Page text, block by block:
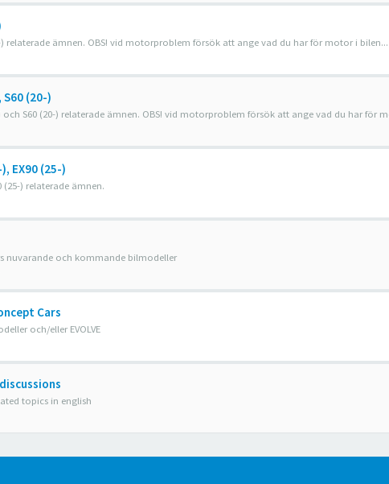
) relaterade ämnen. OBS! vid motorproblem försök att ange vad du har för motor i bilen...
S60 (20-)
) och S60 (20-) relaterade ämnen. OBS! vid motorproblem försök att ange vad du har för
EX90 (25-)
(25-) relaterade ämnen.
nuvarande och kommande bilmodeller
Cars
och/eller EVOLVE
topics in english